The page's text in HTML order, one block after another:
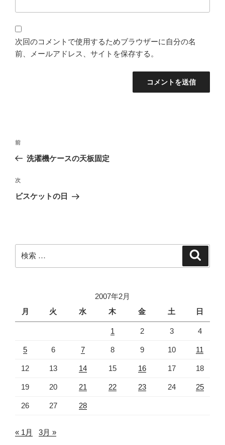
次回のコメントで使用するためブラウザーに自分の名
前、メールアドレス、サイトを保存する。
投
ビ
ゲ
ン
過
去
投
稿
前
洗濯機ケースの天板固定
次
の
次
ビスケットの日
索:
2007年2月
月
火 水 木 金 土 日
1 2 3 4
5 6 7 8 9 10 11
12 13 14 15 16 17 18
19 20 21 22 23 24 25
26 27 28
« 1月 3月 »